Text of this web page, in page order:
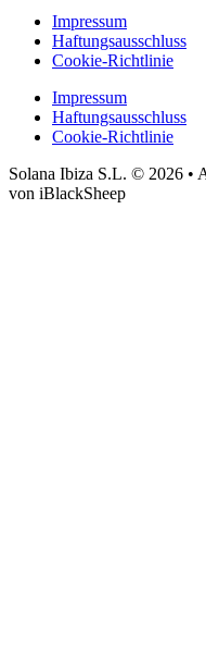
Impressum
Haftungsausschluss
Cookie-Richtlinie
Impressum
Haftungsausschluss
Cookie-Richtlinie
Solana Ibiza S.L. © 2026 •
von iBlackSheep